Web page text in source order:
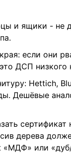
и ящики - не
если они
ДСП низкого
Hettich,
Дешёвые
сертификат
дерева
«МДФ» или